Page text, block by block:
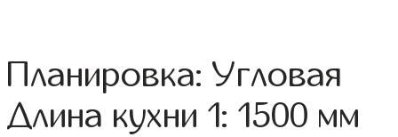
Планировка: Угловая
Длина кухни 1: 1500 мм